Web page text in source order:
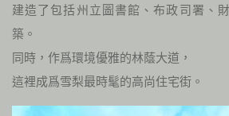
建造了包括州立圖書館、布政司署、
築。
同時，作爲環境優雅的林蔭大道，
這裡成爲雪梨最時髦的高尚住宅街。